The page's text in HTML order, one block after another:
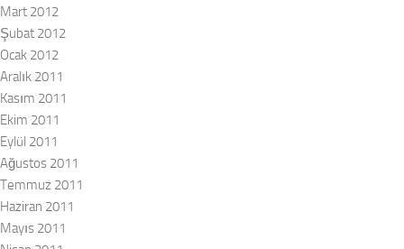
Mart 2012
Şubat 2012
Ocak 2012
Aralık 2011
Kasım 2011
Ekim 2011
Eylül 2011
Ağustos 2011
Temmuz 2011
Haziran 2011
Mayıs 2011